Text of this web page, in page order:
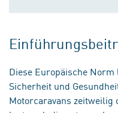
Diese Europäische
Sicherheit und
Motorcaravans zeitweilig